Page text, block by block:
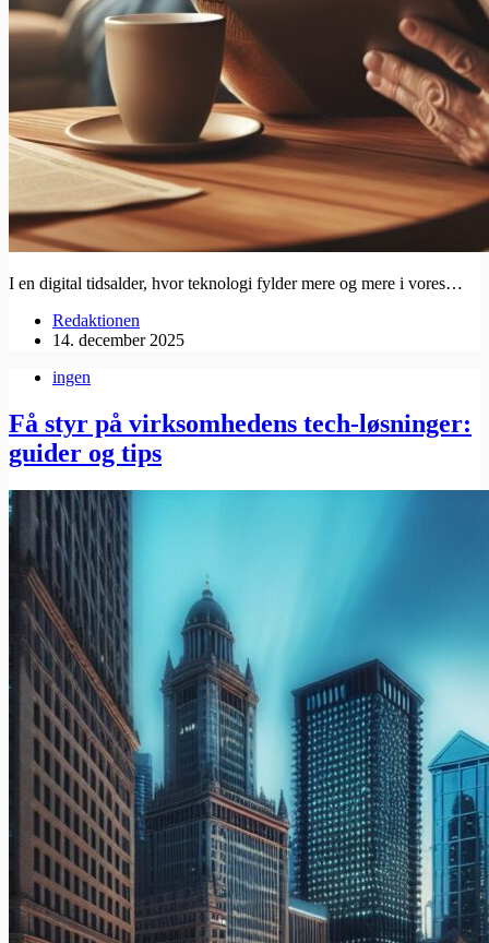
I en digital tidsalder, hvor teknologi fylder mere og mere i vores…
Redaktionen
14. december 2025
ingen
Få styr på virksomhedens tech-løsninger:
guider og tips